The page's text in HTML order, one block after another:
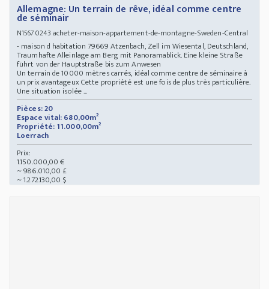
Allemagne: Un terrain de rêve, idéal comme centre
de séminair
N15670243 acheter-maison-appartement-de-montagne-Sweden-Central
- maison d habitation 79669 Atzenbach, Zell im Wiesental, Deutschland,
Traumhafte Alleinlage am Berg mit Panoramablick. Eine kleine Straße
führt von der Hauptstraße bis zum Anwesen
Un terrain de 10000 mètres carrés, idéal comme centre de séminaire à
un prix avantageux Cette propriété est une fois de plus très particulière.
Une situation isolée ...
Pièces: 20
Espace vital: 680,00m²
Propriété: 11.000,00m²
Loerrach
Prix:
1.150.000,00 €
~ 986.010,00 £
~ 1.272.130,00 $